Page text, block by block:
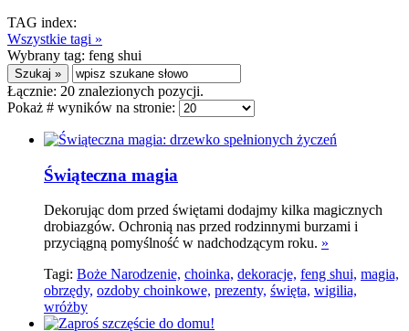
TAG index:
Wszystkie tagi »
Wybrany tag: feng shui
Łącznie: 20 znalezionych pozycji.
Pokaż # wyników na stronie:
Świąteczna magia
Dekorując dom przed świętami dodajmy kilka magicznych
drobiazgów. Ochronią nas przed rodzinnymi burzami i
przyciągną pomyślność w nadchodzącym roku. »
Tagi: Boże Narodzenie, choinka, dekoracje, feng shui, magia,
obrzędy, ozdoby choinkowe, prezenty, święta, wigilia,
wróżby